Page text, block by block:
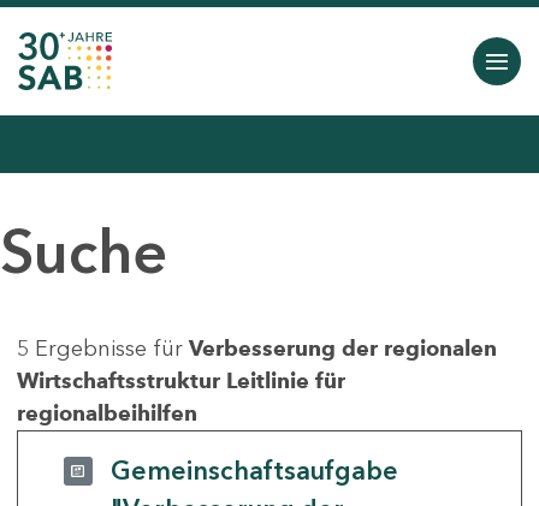
Suche
5 Ergebnisse für Verbesserung der regionalen
Wirtschaftsstruktur Leitlinie für
regionalbeihilfen
Gemeinschaftsaufgabe